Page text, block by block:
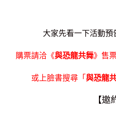
大家先看一下活動預
購票請洽《與恐龍共舞》售
或上臉書搜尋「 與恐龍
【邀